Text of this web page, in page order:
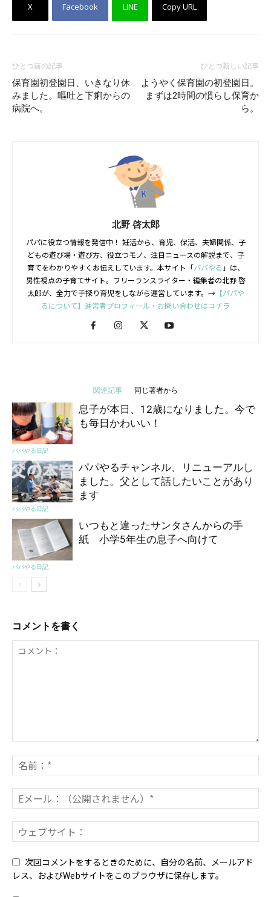
X Facebook LINE Copy URL
ひとつ前の記事
保育園初登園日、いきなり休
みました。嘔吐と下痢からの
病院へ。
ひとつ新しい記事
ようやく保育園の初登園日。
まずは2時間の慣らし保育か
ら。
北野 啓太郎
パパに役立つ情報を発信中！ 妊活から、育児、保活、夫婦関係、子
どもの遊び場・遊び方、役立つモノ、注目ニュースの解説まで、子
育てをわかりやすくお伝えしています。本サイト「パパやる 」は、
男性視点の子育てサイト。フリーランスライター・編集者の北野 啓
太郎が、全力で手探り育児をしながら運営しています。→【パパや
るについて】運営者プロフィール・お問い合わせはコチラ
関連記事 同じ著者から
パパやる日記
息子が本日、12歳になりました。今で
も毎日かわいい！
パパやる日記
パパやるチャンネル、リニューアルし
ました。父として話したいことがあり
ます
パパやる日記
いつもと違ったサンタさんからの手
紙 小学5年生の息子へ向けて
コメントを書く
次回コメントをするときのために、自分の名前、メールアド
レス、およびWebサイトをこのブラウザに保存します。